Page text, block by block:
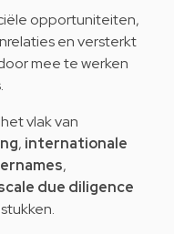
opportuniteiten,
en versterkt
mee te werken
vlak van
, internationale
,
due diligence